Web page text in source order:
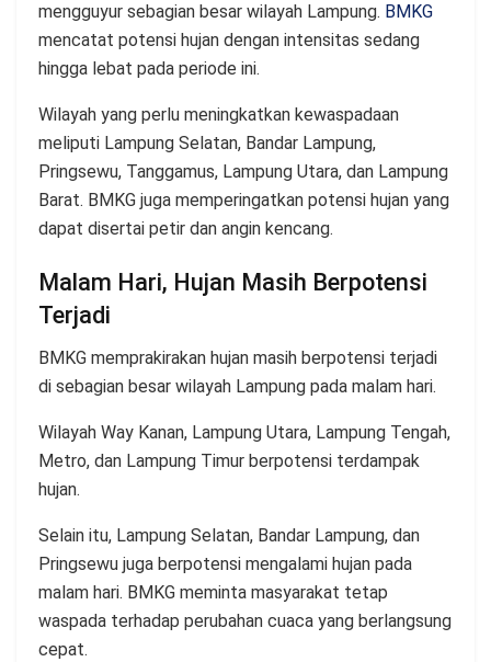
mengguyur sebagian besar wilayah Lampung. BMKG
mencatat potensi hujan dengan intensitas sedang
hingga lebat pada periode ini.
Wilayah yang perlu meningkatkan kewaspadaan
meliputi Lampung Selatan, Bandar Lampung,
Pringsewu, Tanggamus, Lampung Utara, dan Lampung
Barat. BMKG juga memperingatkan potensi hujan yang
dapat disertai petir dan angin kencang.
Malam Hari, Hujan Masih Berpotensi
Terjadi
BMKG memprakirakan hujan masih berpotensi terjadi
di sebagian besar wilayah Lampung pada malam hari.
Wilayah Way Kanan, Lampung Utara, Lampung Tengah,
Metro, dan Lampung Timur berpotensi terdampak
hujan.
Selain itu, Lampung Selatan, Bandar Lampung, dan
Pringsewu juga berpotensi mengalami hujan pada
malam hari. BMKG meminta masyarakat tetap
waspada terhadap perubahan cuaca yang berlangsung
cepat.